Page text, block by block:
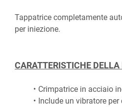
Tappatrice completamente
per iniezione.
CARATTERISTICHE
Crimpatrice in acciaio
Include un vibratore